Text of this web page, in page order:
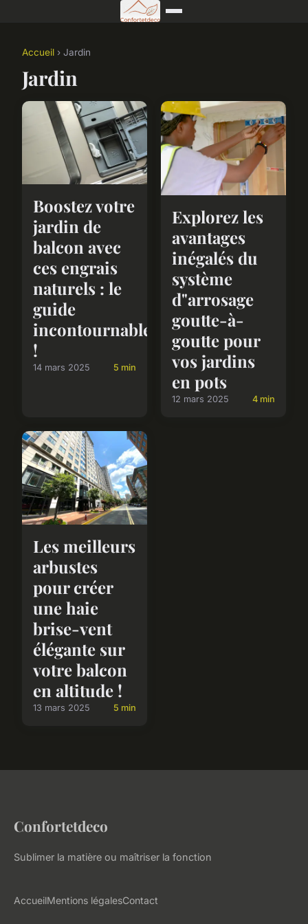
Accueil › Jardin
Jardin
Boostez votre
jardin de
balcon avec
ces engrais
naturels : le
guide
incontournable
!
14 mars 2025 5 min
Explorez les
avantages
inégalés du
système
d"arrosage
goutte-à-
goutte pour
vos jardins
en pots
12 mars 2025 4 min
Les meilleurs
arbustes
pour créer
une haie
brise-vent
élégante sur
votre balcon
en altitude !
13 mars 2025 5 min
Confortetdeco
Sublimer la matière ou maîtriser la fonction
AccueilMentions légalesContact